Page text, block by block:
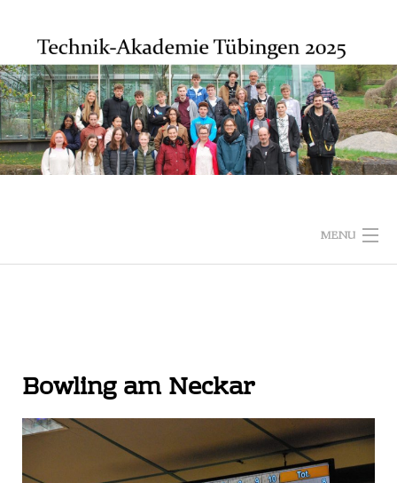
MENU
MITWIRKENDE
FREIZEIT
DATENSCHUTZERKLÄRUNG
Bowling am Neckar